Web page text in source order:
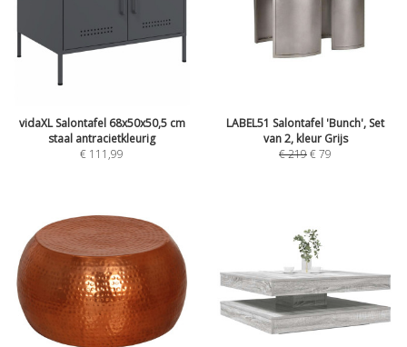
vidaXL Salontafel 68x50x50,5 cm
staal antracietkleurig
€ 111,99
LABEL51 Salontafel 'Bunch', Set
van 2, kleur Grijs
€219€79